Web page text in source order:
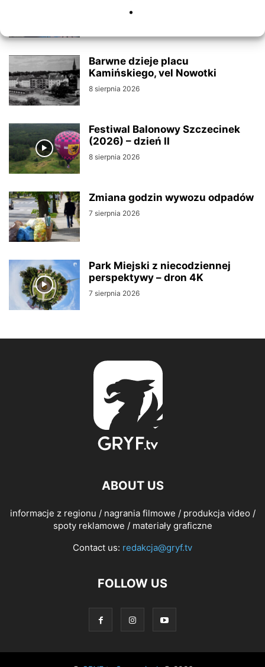
Barwne dzieje placu
Kamińskiego, vel Nowotki
8 sierpnia 2026
Festiwal Balonowy Szczecinek
(2026) – dzień II
8 sierpnia 2026
Zmiana godzin wywozu odpadów
7 sierpnia 2026
Park Miejski z niecodziennej
perspektywy – dron 4K
7 sierpnia 2026
ABOUT US
informacje z regionu / nagrania filmowe / produkcja video /
spoty reklamowe / materiały graficzne
Contact us: redakcja@gryf.tv
FOLLOW US